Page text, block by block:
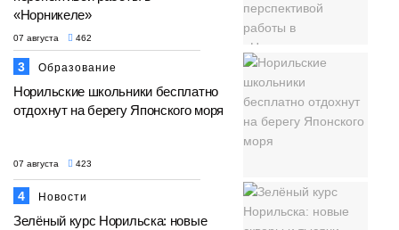
«Норникеле»
07 августа 462
3 Образование
Норильские школьники бесплатно
отдохнут на берегу Японского моря
07 августа 423
4 Новости
Зелёный курс Норильска: новые